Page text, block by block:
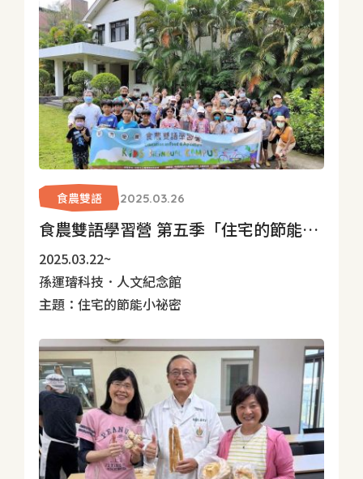
食農雙語 2025.03.26
食農雙語學習營 第五季「住宅的節能小祕密」
2025.03.22~
孫運璿科技．人文紀念館
主題：住宅的節能小祕密